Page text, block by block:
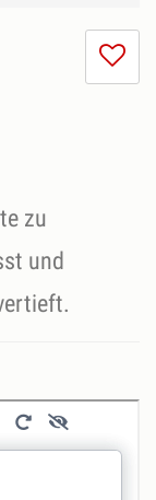
I
zu
und